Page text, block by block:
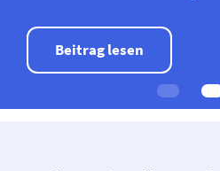
Beitrag lesen